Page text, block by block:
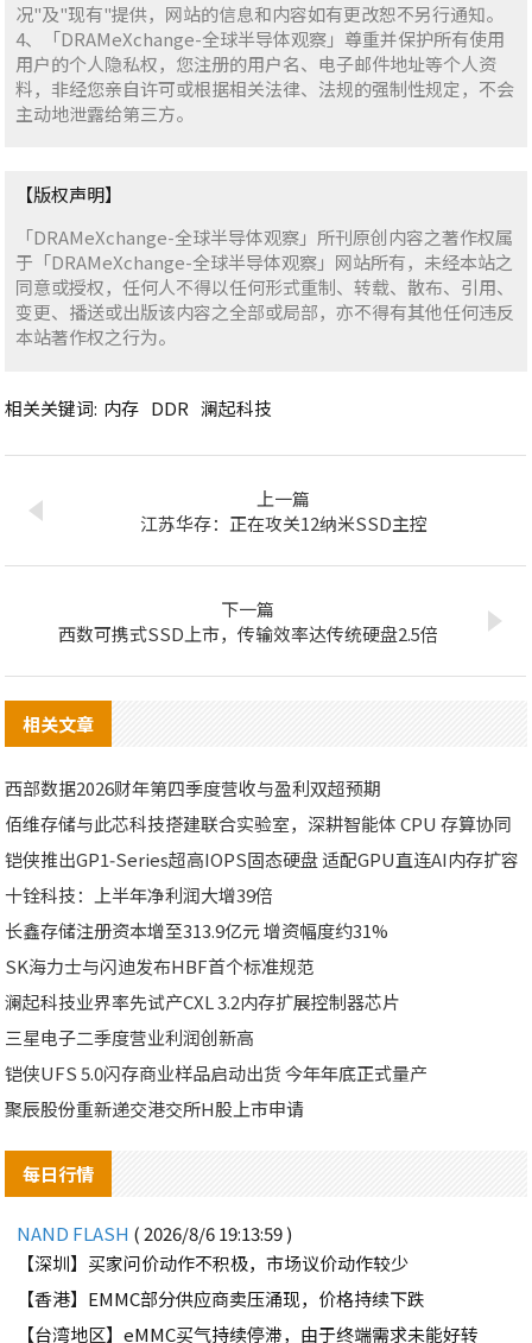
况"及"现有"提供，网站的信息和内容如有更改恕不另行通知。
4、「DRAMeXchange-全球半导体观察」尊重并保护所有使用
用户的个人隐私权，您注册的用户名、电子邮件地址等个人资
料，非经您亲自许可或根据相关法律、法规的强制性规定，不会
主动地泄露给第三方。
【版权声明】
「DRAMeXchange-全球半导体观察」所刊原创内容之著作权属
于「DRAMeXchange-全球半导体观察」网站所有，未经本站之
同意或授权，任何人不得以任何形式重制、转载、散布、引用、
变更、播送或出版该内容之全部或局部，亦不得有其他任何违反
本站著作权之行为。
相关关键词: 内存 DDR 澜起科技
上一篇
江苏华存：正在攻关12纳米SSD主控
下一篇
西数可携式SSD上市，传输效率达传统硬盘2.5倍
相关文章
西部数据2026财年第四季度营收与盈利双超预期
佰维存储与此芯科技搭建联合实验室，深耕智能体 CPU 存算协同
铠侠推出GP1‑Series超高IOPS固态硬盘 适配GPU直连AI内存扩容
十铨科技：上半年净利润大增39倍
长鑫存储注册资本增至313.9亿元 增资幅度约31%
SK海力士与闪迪发布HBF首个标准规范
澜起科技业界率先试产CXL 3.2内存扩展控制器芯片
三星电子二季度营业利润创新高
铠侠UFS 5.0闪存商业样品启动出货 今年年底正式量产
聚辰股份重新递交港交所H股上市申请
每日行情
NAND FLASH ( 2026/8/6 19:13:59 )
【深圳】买家问价动作不积极，市场议价动作较少
【香港】EMMC部分供应商卖压涌现，价格持续下跌
【台湾地区】eMMC买气持续停滞，由于终端需求未能好转